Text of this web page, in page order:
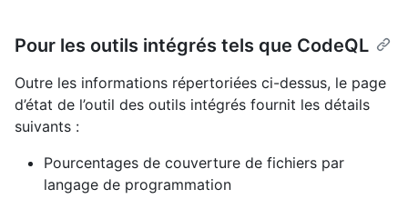
Pour les outils intégrés tels que CodeQL
Outre les informations répertoriées ci-dessus, le page
d’état de l’outil des outils intégrés fournit les détails
suivants :
Pourcentages de couverture de fichiers par
langage de programmation